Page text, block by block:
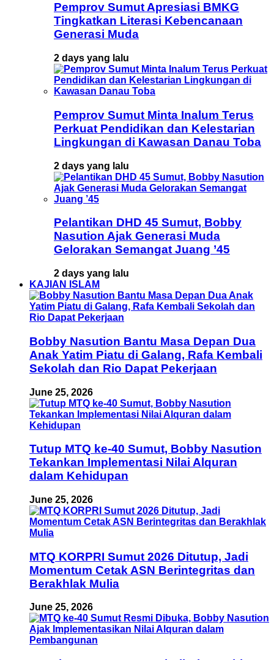
Pemprov Sumut Apresiasi BMKG
Tingkatkan Literasi Kebencanaan
Generasi Muda
2 days yang lalu
Pemprov Sumut Minta Inalum Terus
Perkuat Pendidikan dan Kelestarian
Lingkungan di Kawasan Danau Toba
2 days yang lalu
Pelantikan DHD 45 Sumut, Bobby
Nasution Ajak Generasi Muda
Gelorakan Semangat Juang ’45
2 days yang lalu
KAJIAN ISLAM
Bobby Nasution Bantu Masa Depan Dua
Anak Yatim Piatu di Galang, Rafa Kembali
Sekolah dan Rio Dapat Pekerjaan
June 25, 2026
Tutup MTQ ke-40 Sumut, Bobby Nasution
Tekankan Implementasi Nilai Alquran
dalam Kehidupan
June 25, 2026
MTQ KORPRI Sumut 2026 Ditutup, Jadi
Momentum Cetak ASN Berintegritas dan
Berakhlak Mulia
June 25, 2026